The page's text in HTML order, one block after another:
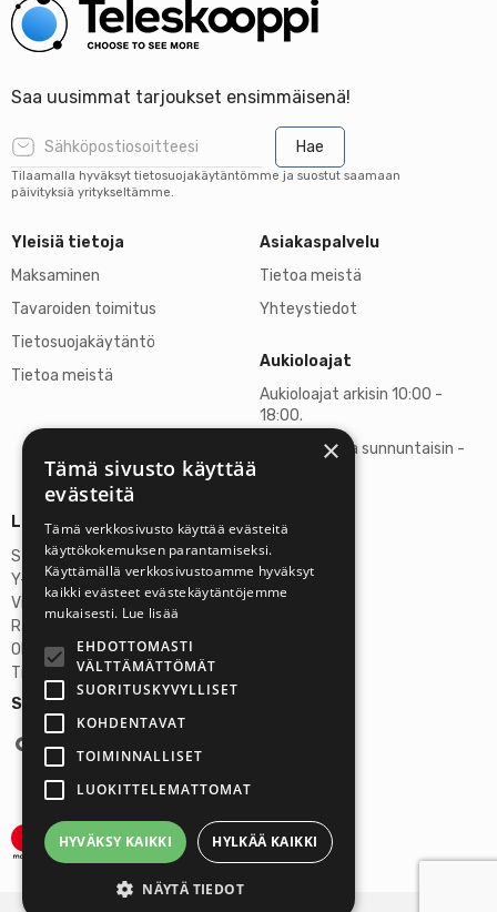
Saa uusimmat tarjoukset ensimmäisenä!
Hae
Tilaamalla hyväksyt tietosuojakäytäntömme ja suostut saamaan
päivityksiä yritykseltämme.
Yleisiä tietoja
Maksaminen
Tavaroiden toimitus
Tietosuojakäytäntö
Tietoa meistä
Asiakaspalvelu
Tietoa meistä
Yhteystiedot
Aukioloajat
Aukioloajat arkisin 10:00 -
18:00.
Lauantaisin ja sunnuntaisin -
Seuraa meitä:
Lisätietoja
Stardust Finland Oy
Y-tunnus: 2972445-9
Virallinen osoite
Rantatie 37 C75, 33250 Tampere
OP Tampere
Tilinumero FI6357300820922629
×
Tämä sivusto käyttää
evästeitä
Tämä verkkosivusto käyttää evästeitä
käyttökokemuksen parantamiseksi.
Käyttämällä verkkosivustoamme hyväksyt
kaikki evästeet evästekäytäntöjemme
mukaisesti. Lue lisää
EHDOTTOMASTI
VÄLTTÄMÄTTÖMÄT
SUORITUSKYVYLLISET
KOHDENTAVAT
TOIMINNALLISET
LUOKITTELEMATTOMAT
HYVÄKSY KAIKKI HYLKÄÄ KAIKKI
NÄYTÄ TIEDOT